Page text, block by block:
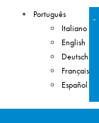
Português
Italiano
English
Deutsch
Français
Español